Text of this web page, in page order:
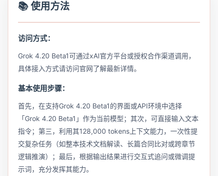
📚 使用方法
访问方式：
Grok 4.20 Beta1可通过xAI官方平台或授权合作渠道调用，
具体接入方式请访问官网了解最新详情。
基本使用步骤：
首先，在支持Grok 4.20 Beta1的界面或API环境中选择
「Grok 4.20 Beta1」作为当前模型；其次，可直接输入文本
指令；第三，利用其128,000 tokens上下文能力，一次性提
交复杂任务（如整本技术文档解读、长篇合同比对或跨章节
逻辑推演）；最后，根据输出结果进行交互式追问或微调提
示词，充分发挥其能力。